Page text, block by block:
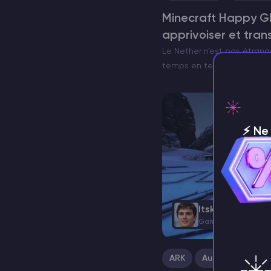
Minecraft Happy
apprivoiser et
Le Nether n’est pas
temps en temps, il
serveurMinecraft avec
d’inhabituellement
Ghast – une version rare
Itskovich
Game Content Writer
ARK Autres Jeux
⚡️